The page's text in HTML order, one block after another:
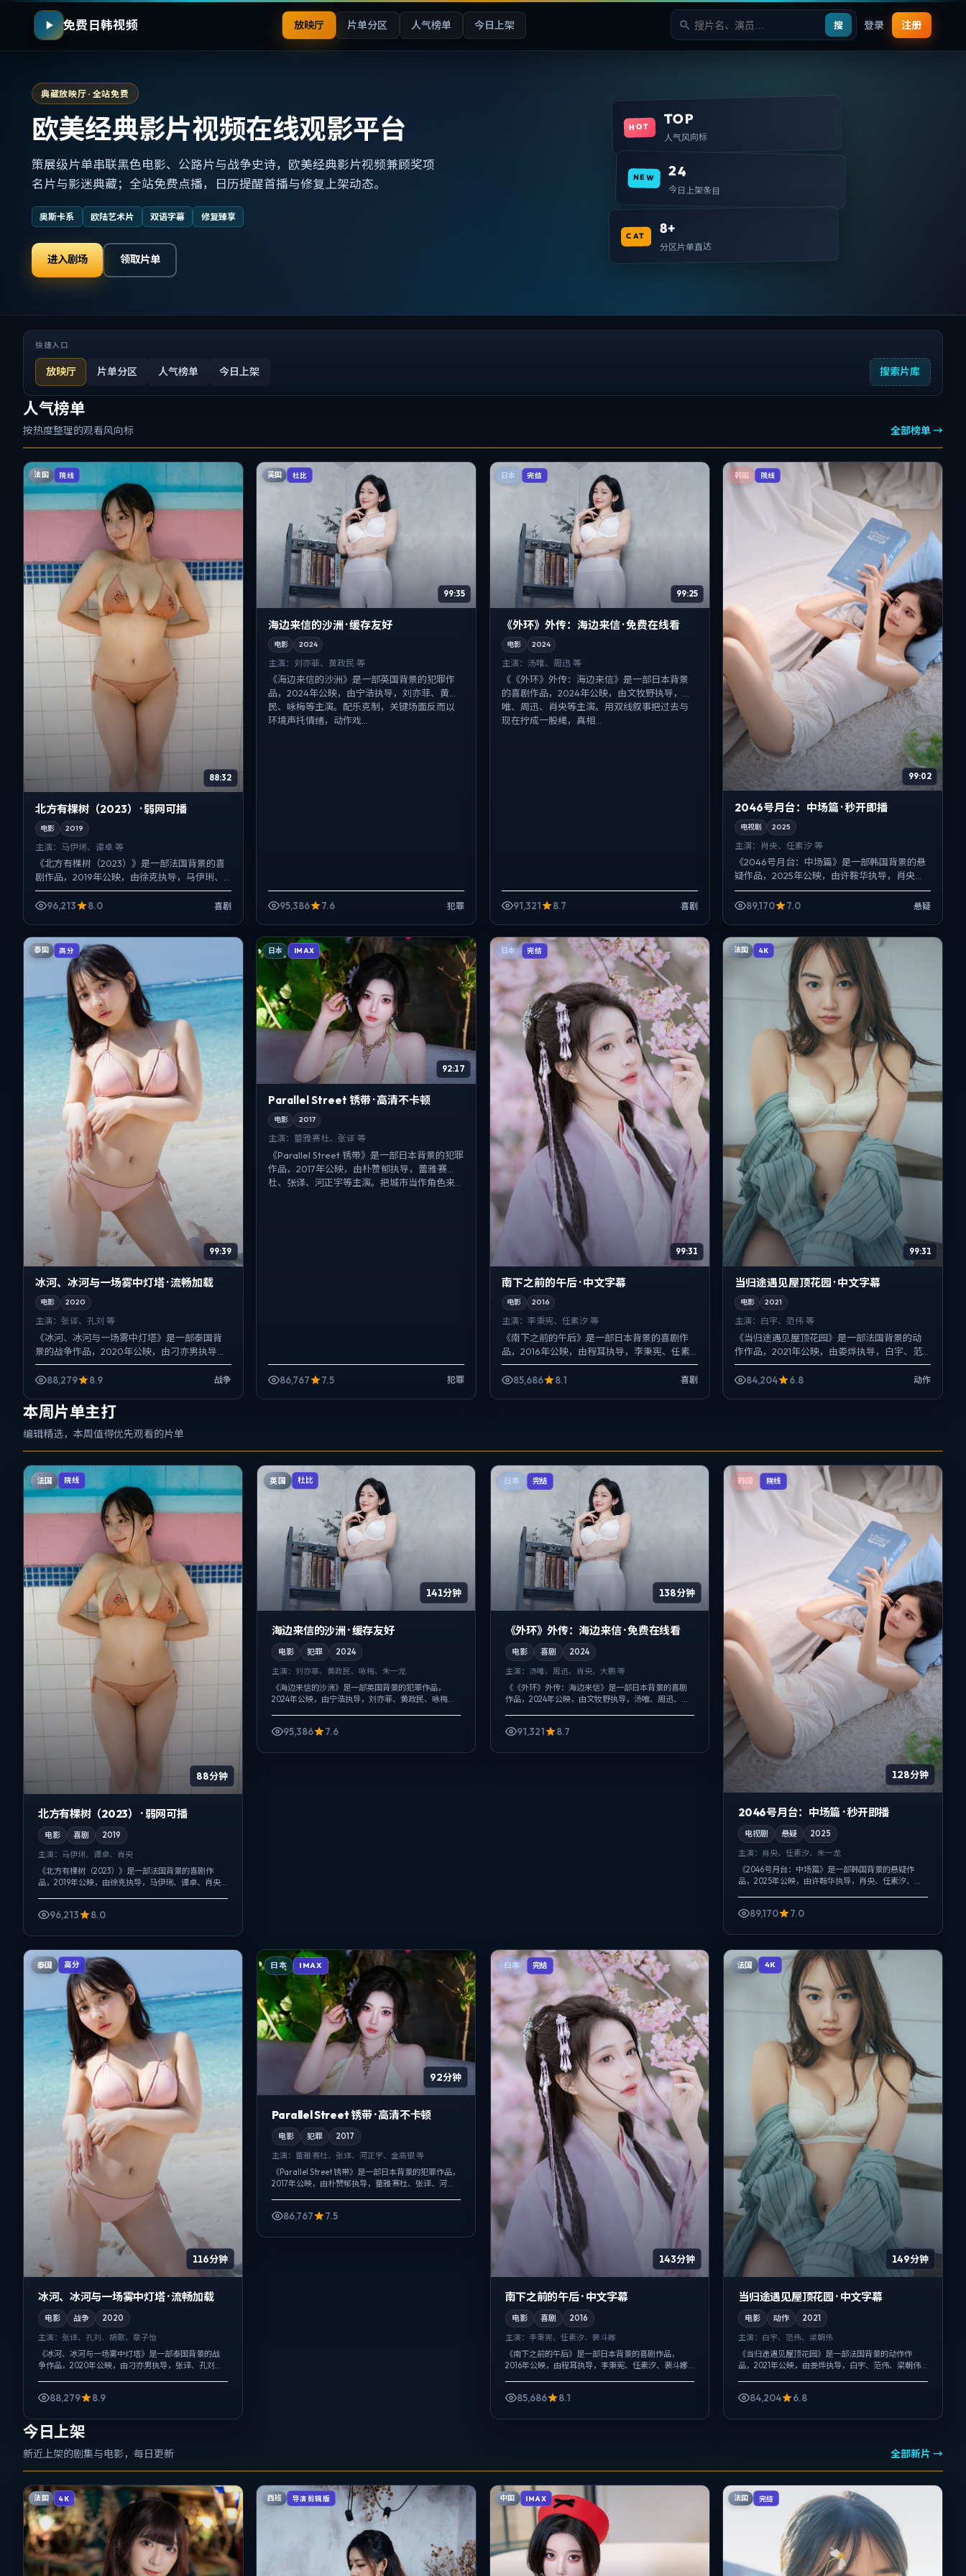
免费日韩视频 放映厅 片单分区 人气榜单 今日上架 搜 登录 注册
典藏放映厅 · 全站免费
欧美经典影片视频在线观影平台
策展级片单串联黑色电影、公路片与战争史诗，欧美经典影片视频兼顾奖项
名片与影迷典藏；全站免费点播，日历提醒首播与修复上架动态。
奥斯卡系 欧陆艺术片 双语字幕 修复臻享
进入剧场 领取片单
HOT TOP
人气风向标
NEW 24
今日上架条目
CAT 8+
分区片单直达
快捷入口
放映厅 片单分区 人气榜单 今日上架 搜索片库
人气榜单
按热度整理的观看风向标 全部榜单 →
法国 院线
88:32
北方有棵树（2023） · 弱网可播
电影 2019
主演： 马伊琍、谭卓 等
《北方有棵树（2023）》是一部法国背景的喜
剧作品，2019年公映，由徐克执导，马伊琍、
谭卓、肖央等主演。用双线叙事把过去与现在
拧成一股绳，喜剧...
96,213 8.0 喜剧
英国 杜比
99:35
海边来信的沙洲 · 缓存友好
电影 2024
主演： 刘亦菲、黄政民 等
《海边来信的沙洲》是一部英国背景的犯罪作
品，2024年公映，由宁浩执导，刘亦菲、黄政
民、咏梅等主演。配乐克制，关键场面反而以
环境声托情绪，动作戏...
95,386 7.6 犯罪
日本 完结
99:25
《外环》外传：海边来信 · 免费在线看
电影 2024
主演： 汤唯、周迅 等
《《外环》外传：海边来信》是一部日本背景
的喜剧作品，2024年公映，由文牧野执导，汤
唯、周迅、肖央等主演。用双线叙事把过去与
现在拧成一股绳，真相...
91,321 8.7 喜剧
韩国 院线
99:02
2046号月台：中场篇 · 秒开即播
电视剧 2025
主演： 肖央、任素汐 等
《2046号月台：中场篇》是一部韩国背景的悬
疑作品，2025年公映，由许鞍华执导，肖央、
任素汐、朱一龙等主演。用双线叙事把过去与
现在拧成一股绳，...
89,170 7.0 悬疑
泰国 高分
99:39
冰河、冰河与一场雾中灯塔 · 流畅加载
电影 2020
主演： 张译、孔刘 等
《冰河、冰河与一场雾中灯塔》是一部泰国背
景的战争作品，2020年公映，由刁亦男执导，
张译、孔刘、胡歌等主演。节奏先抑后扬，前
半段铺陈日常，后半段...
88,279 8.9 战争
日本 IMAX
92:17
Parallel Street 锈带 · 高清不卡顿
电影 2017
主演：蕾雅·赛杜、张译 等
《Parallel Street 锈带》是一部日本背景的犯罪
作品，2017年公映，由朴赞郁执导，蕾雅·赛
杜、张译、河正宇等主演。把城市当作角色来...
86,767 7.5 犯罪
日本 完结
99:31
南下之前的午后 · 中文字幕
电影 2016
主演： 李秉宪、任素汐 等
《南下之前的午后》是一部日本背景的喜剧作
品，2016年公映，由程耳执导，李秉宪、任素
汐、裴斗娜等主演。配乐克制，关键场面反而
以环境声托情绪，动作...
85,686 8.1 喜剧
法国 4K
99:31
当归途遇见屋顶花园 · 中文字幕
电影 2021
主演： 白宇、范伟 等
《当归途遇见屋顶花园》是一部法国背景的动
作作品，2021年公映，由娄烨执导，白宇、范
伟、梁朝伟等主演。在类型片框架里埋入作者
式旁白与留白，喜剧桥...
84,204 6.8 动作
本周片单主打
编辑精选，本周值得优先观看的片单
法国 院线
88分钟
北方有棵树（2023） · 弱网可播
电影 喜剧
2019
主演： 马伊琍、谭卓、肖央
《北方有棵树（2023）》是一部法国背景的喜剧作
品，2019年公映，由徐克执导，马伊琍、谭卓、肖央
96,213 8.0
英国 杜比
141分钟
海边来信的沙洲 · 缓存友好
电影 犯罪
2024
主演： 刘亦菲、黄政民、咏梅、朱一龙
《海边来信的沙洲》是一部英国背景的犯罪作品，
2024年公映，由宁浩执导，刘亦菲、黄政民、咏梅等
95,386 7.6
日本 完结
138分钟
《外环》外传：海边来信 · 免费在线看
电影 喜剧
2024
主演： 汤唯、周迅、肖央、大鹏 等
《《外环》外传：海边来信》是一部日本背景的喜剧
作品，2024年公映，由文牧野执导，汤唯、周迅、肖
91,321 8.7
韩国 院线
128分钟
2046号月台：中场篇 · 秒开即播
电视剧 悬疑
2025
主演： 肖央、任素汐、朱一龙
《2046号月台：中场篇》是一部韩国背景的悬疑作
品，2025年公映，由许鞍华执导，肖央、任素汐、朱
89,170 7.0
泰国 高分
116分钟
冰河、冰河与一场雾中灯塔 · 流畅加载
电影 战争
2020
主演： 张译、孔刘、胡歌、章子怡
《冰河、冰河与一场雾中灯塔》是一部泰国背景的战
争作品，2020年公映，由刁亦男执导，张译、孔刘、
88,279 8.9
日本 IMAX
92分钟
Parallel Street 锈带 · 高清不卡顿
电影 犯罪
2017
主演： 蕾雅·赛杜、张译、河正宇、金高银 等
《Parallel Street 锈带》是一部日本背景的犯罪作品，
2017年公映，由朴赞郁执导，蕾雅·赛杜、张译、河正
86,767 7.5
日本 完结
143分钟
南下之前的午后 · 中文字幕
电影 喜剧
2016
主演： 李秉宪、任素汐、裴斗娜
《南下之前的午后》是一部日本背景的喜剧作品，
2016年公映，由程耳执导，李秉宪、任素汐、裴斗娜
85,686 8.1
法国 4K
149分钟
当归途遇见屋顶花园 · 中文字幕
电影 动作
2021
主演： 白宇、范伟、梁朝伟
《当归途遇见屋顶花园》是一部法国背景的动作作
品，2021年公映，由娄烨执导，白宇、范伟、梁朝伟
84,204 6.8
今日上架
新近上架的剧集与电影，每日更新 全部新片 →
法国 4K 西班 导演剪辑版 中国 IMAX 法国 完结